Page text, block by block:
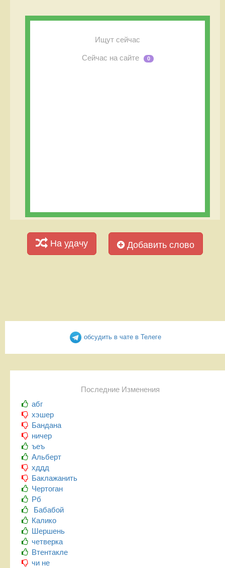
Ищут сейчас
Сейчас на сайте 0
На удачу Добавить слово
обсудить в чате в Телеге
Последние Изменения
абг
хэшер
Бандана
ничер
ъеъ
Альберт
хддд
Баклажанить
Чертоган
Рб
Бабабой
Калико
Шершень
четверка
Втентакле
чи не